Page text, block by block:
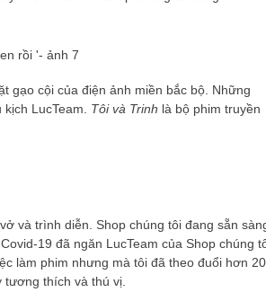
gạo cội của điện ảnh miền bắc bộ. Những
LucTeam. Tôi và Trinh là bộ phim truyền
và trình diễn. Shop chúng tôi đang sẵn
19 đã ngăn LucTeam của Shop chúng
làm phim nhưng mà tôi đã theo đuổi hơn 20
thích và thú vị.